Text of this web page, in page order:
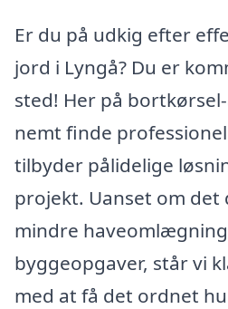
Er du på udkig efter
jord i Lyngå? Du er
sted! Her på
nemt finde
tilbyder pålidelige
projekt. Uanset om det
mindre
byggeopgaver, står vi
med at få det ordnet